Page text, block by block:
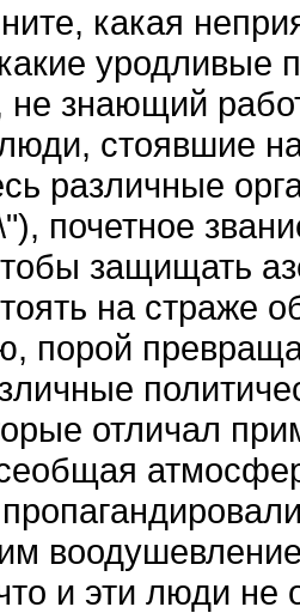
какая
ка­кие
не знающий
стоявшие
различные
почетное
защищать
на страже
порой
отличал
и эти люди не